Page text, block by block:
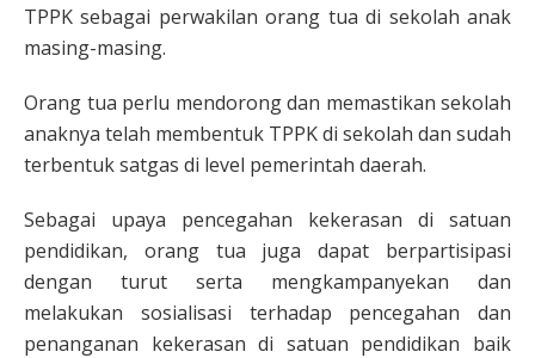
TPPK sebagai perwakilan orang tua di sekolah anak
masing-masing.
Orang tua perlu mendorong dan memastikan sekolah
anaknya telah membentuk TPPK di sekolah dan sudah
terbentuk satgas di level pemerintah daerah.
Sebagai upaya pencegahan kekerasan di satuan
pendidikan, orang tua juga dapat berpartisipasi
dengan turut serta mengkampanyekan dan
melakukan sosialisasi terhadap pencegahan dan
penanganan kekerasan di satuan pendidikan baik